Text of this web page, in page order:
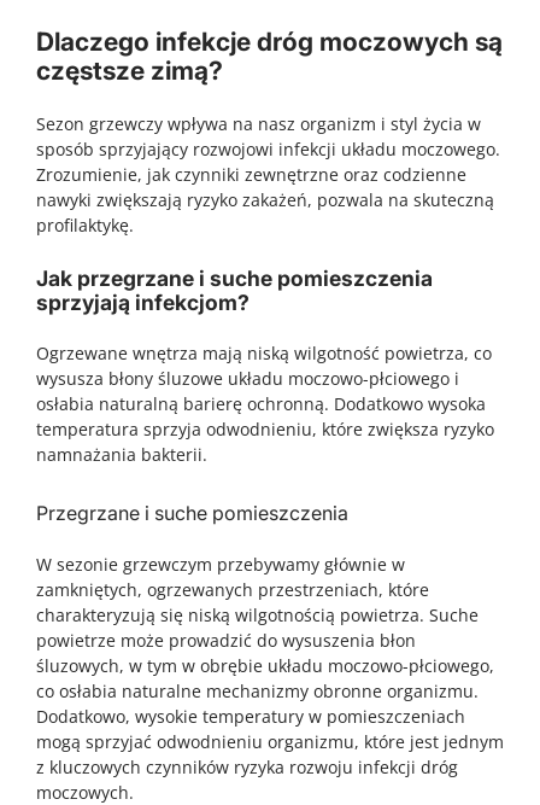
Dlaczego infekcje dróg moczowych są
częstsze zimą?
Sezon grzewczy wpływa na nasz organizm i styl życia w
sposób sprzyjający rozwojowi infekcji układu moczowego.
Zrozumienie, jak czynniki zewnętrzne oraz codzienne
nawyki zwiększają ryzyko zakażeń, pozwala na skuteczną
profilaktykę.
Jak przegrzane i suche pomieszczenia
sprzyjają infekcjom?
Ogrzewane wnętrza mają niską wilgotność powietrza, co
wysusza błony śluzowe układu moczowo-płciowego i
osłabia naturalną barierę ochronną. Dodatkowo wysoka
temperatura sprzyja odwodnieniu, które zwiększa ryzyko
namnażania bakterii.
Przegrzane i suche pomieszczenia
W sezonie grzewczym przebywamy głównie w
zamkniętych, ogrzewanych przestrzeniach, które
charakteryzują się niską wilgotnością powietrza. Suche
powietrze może prowadzić do wysuszenia błon
śluzowych, w tym w obrębie układu moczowo-płciowego,
co osłabia naturalne mechanizmy obronne organizmu.
Dodatkowo, wysokie temperatury w pomieszczeniach
mogą sprzyjać odwodnieniu organizmu, które jest jednym
z kluczowych czynników ryzyka rozwoju infekcji dróg
moczowych.